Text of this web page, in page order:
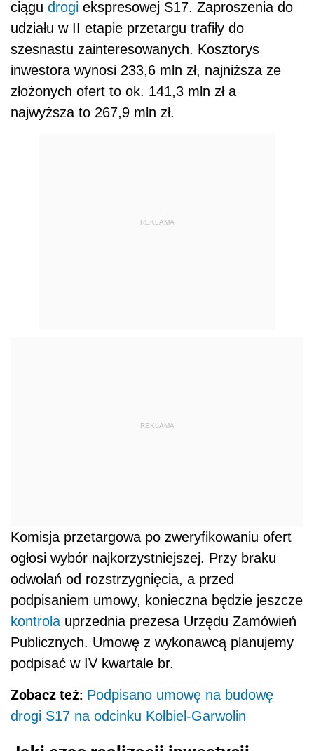
ciągu drogi ekspresowej S17. Zaproszenia do
udziału w II etapie przetargu trafiły do
szesnastu zainteresowanych. Kosztorys
inwestora wynosi 233,6 mln zł, najniższa ze
złożonych ofert to ok. 141,3 mln zł a
najwyższa to 267,9 mln zł.
REKLAMA
REKLAMA
Komisja przetargowa po zweryfikowaniu ofert
ogłosi wybór najkorzystniejszej. Przy braku
odwołań od rozstrzygnięcia, a przed
podpisaniem umowy, konieczna będzie jeszcze
kontrola uprzednia prezesa Urzędu Zamówień
Publicznych. Umowę z wykonawcą planujemy
podpisać w IV kwartale br.
Zobacz też: Podpisano umowę na budowę
drogi S17 na odcinku Kołbiel-Garwolin